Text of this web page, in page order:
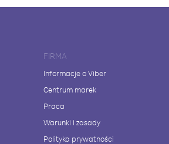
FIRMA
Informacje o Viber
Centrum marek
Praca
Warunki i zasady
Polityka prywatności